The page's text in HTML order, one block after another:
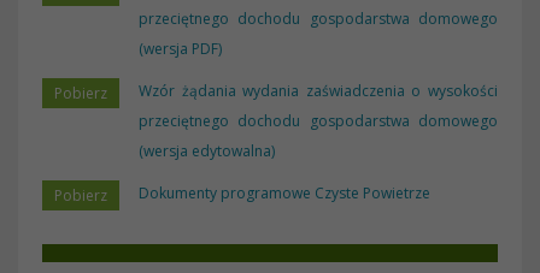
przeciętnego dochodu gospodarstwa domowego
(wersja PDF)
Wzór żądania wydania zaświadczenia o wysokości
przeciętnego dochodu gospodarstwa domowego
(wersja edytowalna)
Dokumenty programowe Czyste Powietrze